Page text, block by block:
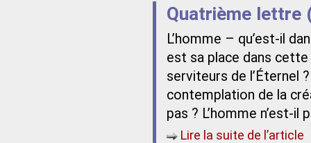
Quatrième lettre
L’homme – qu’est-il
est sa place dans
serviteurs de l’Éternel
contemplation de la
pas ? L’homme n’est-il
Lire la suite de l’article